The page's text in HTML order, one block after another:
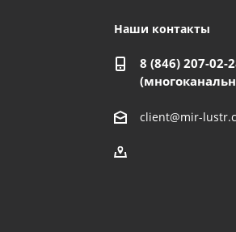
Наши контакты
8 (846) 207-02-
client@mir-